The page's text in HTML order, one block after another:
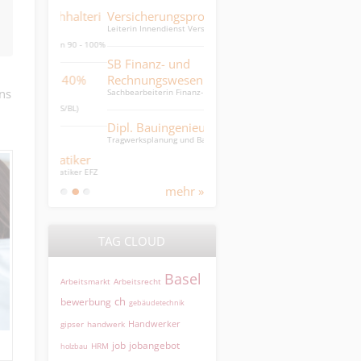
40%
BL)
EFZ
Versicherungsprofi
Leiterin Innendienst Versicherung 80
SB Finanz- und
Rechnungswesen 80%
Sachbearbeiterin Finanz- und
Dipl. Bauingenieur ETH
Tragwerksplanung und Bauökonomie
Senior Finance Controller
Sprachlich versierter Senior Finance
Recruitment Specialist
mehr »
TAG CLOUD
Arbeitsmarkt Arbeitsrecht Basel
bewerbung ch gebäudetechnik
gipser handwerk Handwerker
holzbau HRM job jobangebot